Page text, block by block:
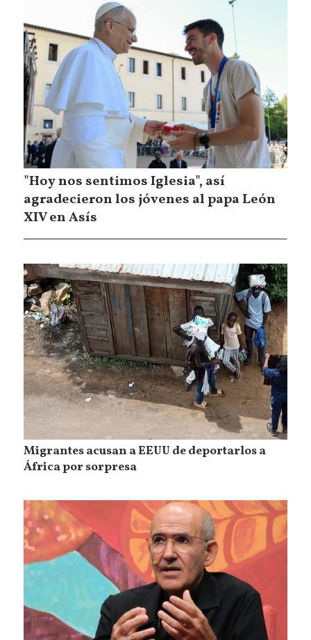
"Hoy nos sentimos Iglesia", así
agradecieron los jóvenes al papa León
XIV en Asís
Migrantes acusan a EEUU de deportarlos a
África por sorpresa